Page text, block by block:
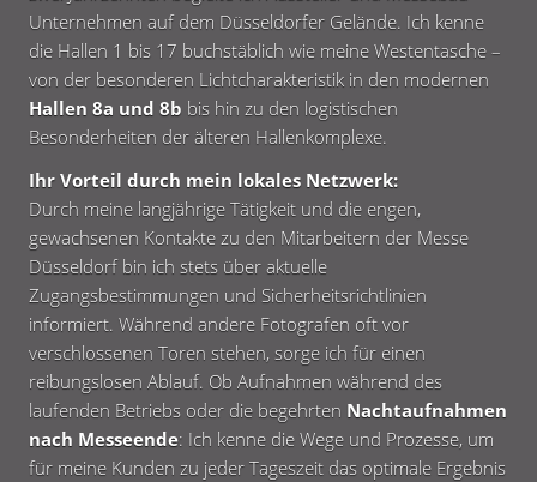
Unternehmen auf dem Düsseldorfer Gelände. Ich kenne
die Hallen 1 bis 17 buchstäblich wie meine Westentasche –
von der besonderen Lichtcharakteristik in den modernen
Hallen 8a und 8b bis hin zu den logistischen
Besonderheiten der älteren Hallenkomplexe.
Ihr Vorteil durch mein lokales Netzwerk:
Durch meine langjährige Tätigkeit und die engen,
gewachsenen Kontakte zu den Mitarbeitern der Messe
Düsseldorf bin ich stets über aktuelle
Zugangsbestimmungen und Sicherheitsrichtlinien
informiert. Während andere Fotografen oft vor
verschlossenen Toren stehen, sorge ich für einen
reibungslosen Ablauf. Ob Aufnahmen während des
laufenden Betriebs oder die begehrten Nachtaufnahmen
nach Messeende: Ich kenne die Wege und Prozesse, um
für meine Kunden zu jeder Tageszeit das optimale Ergebnis